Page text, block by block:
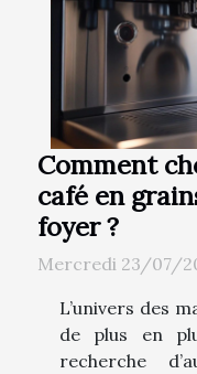
Comment
café en
foyer ?
Mercredi 23/07/
L’univers des
de plus en
recherche